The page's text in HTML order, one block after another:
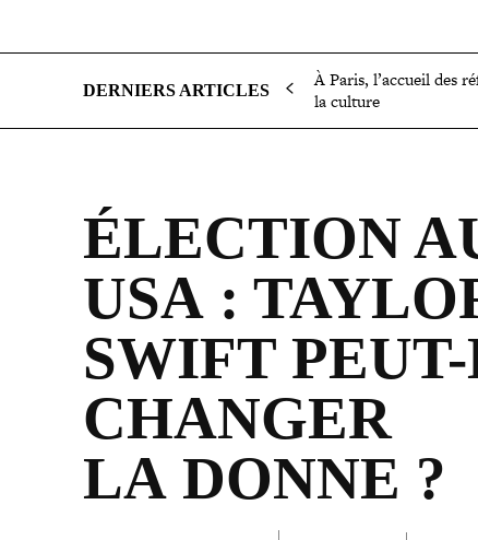
DERNIERS ARTICLES
À Paris, l’accueil des
la culture
ÉLECTION
USA :
SWIFT
CHANGER
LA DONNE ?